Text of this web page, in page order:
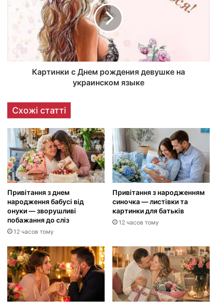
Картинки с Днем рождения девушке на
украинском языке
Схожі статті
Привітання з днем
народження бабусі від
онуки — зворушливі
побажання до сліз
12 часов тому
Привітання з народженням
синочка — листівки та
картинки для батьків
12 часов тому